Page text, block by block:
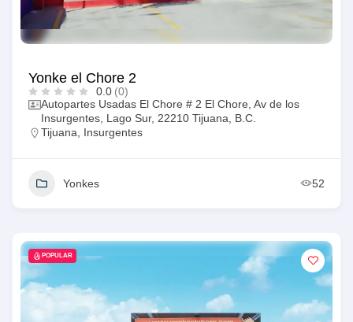
Yonke el Chore 2
0.0 (0)
Autopartes Usadas El Chore # 2 El Chore, Av de los
Insurgentes, Lago Sur, 22210 Tijuana, B.C.
Tijuana
Insurgentes
Yonkes 52
POPULAR